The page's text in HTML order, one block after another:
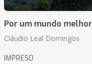
Por um mundo melhor
Cláudio Leal Domingos
IMPRESO